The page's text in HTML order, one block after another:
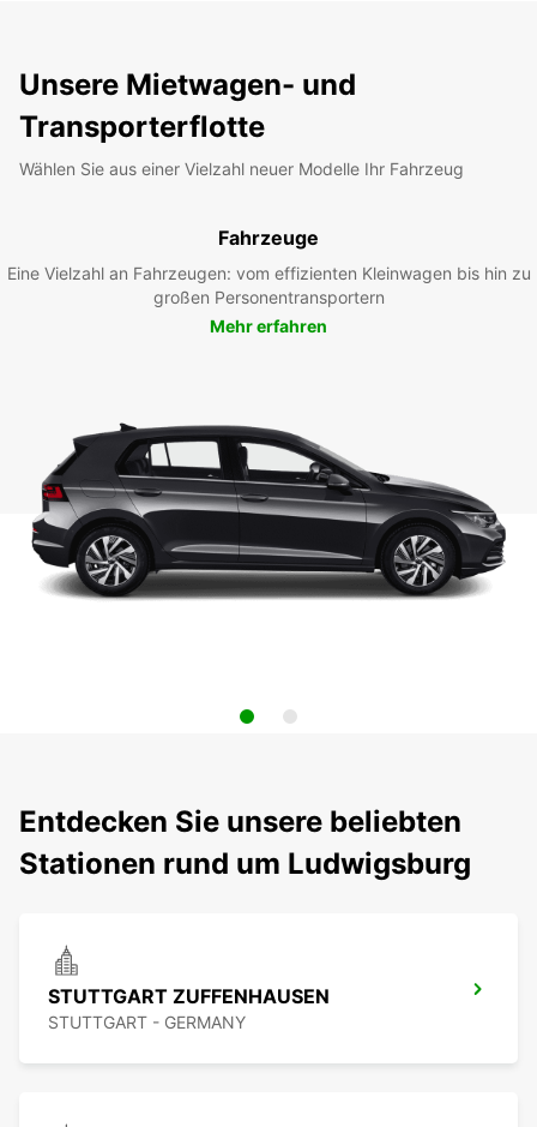
Unsere Mietwagen- und
Transporterflotte
Wählen Sie aus einer Vielzahl neuer Modelle Ihr Fahrzeug
Fahrzeuge
Eine Vielzahl an Fahrzeugen: vom effizienten Kleinwagen bis hin zu
großen Personentransportern
Mehr erfahren
Entdecken Sie unsere beliebten
Stationen rund um Ludwigsburg
STUTTGART ZUFFENHAUSEN
STUTTGART - GERMANY